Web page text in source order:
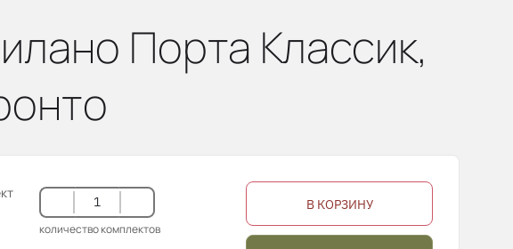
Порта Классик,
количество комплектов
В КОРЗИНУ